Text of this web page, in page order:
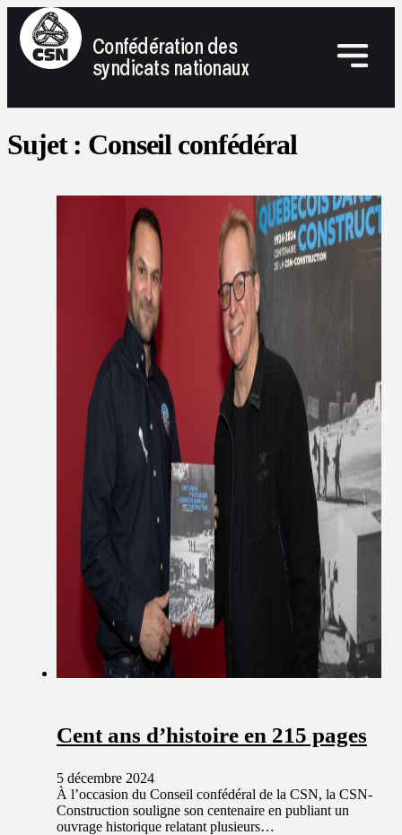
Confédération des
syndicats nationaux
Sujet : Conseil confédéral
Cent ans d’histoire en 215 pages
5 décembre 2024
À l’occasion du Conseil confédéral de la CSN, la CSN-
Construction souligne son centenaire en publiant un
ouvrage historique relatant plusieurs…